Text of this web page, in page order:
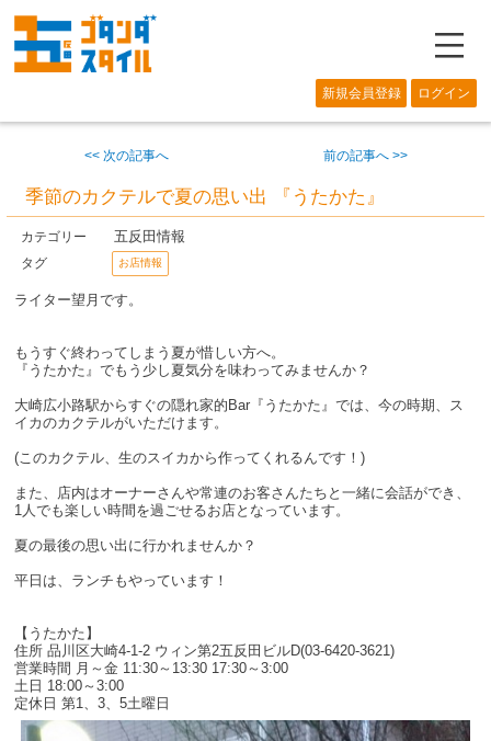
―
新規会員登録 ログイン
<< 次の記事へ 前の記事へ >>
季節のカクテルで夏の思い出 『うたかた』
カテゴリー 五反田情報
タグ お店情報
ライター望月です。
もうすぐ終わってしまう夏が惜しい方へ。
『うたかた』でもう少し夏気分を味わってみませんか？
大崎広小路駅からすぐの隠れ家的Bar『うたかた』では、今の時期、ス
イカのカクテルがいただけます。
(このカクテル、生のスイカから作ってくれるんです！)
また、店内はオーナーさんや常連のお客さんたちと一緒に会話ができ、
1人でも楽しい時間を過ごせるお店となっています。
夏の最後の思い出に行かれませんか？
平日は、ランチもやっています！
【うたかた】
住所 品川区大崎4-1-2 ウィン第2五反田ビルD(03-6420-3621)
営業時間 月～金 11:30～13:30 17:30～3:00
土日 18:00～3:00
定休日 第1、3、5土曜日